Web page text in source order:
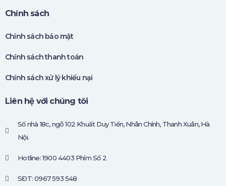
Chính sách
Chính sách bảo mật
Chính sách thanh toán
Chính sách xử lý khiếu nại
Liên hệ với chúng tôi
Số nhà 18c, ngõ 102 Khuất Duy Tiến, Nhân Chính, Thanh Xuân, Hà
Nội.
Hotline: 1900 4403 Phím Số 2
SĐT: 0967 593 548